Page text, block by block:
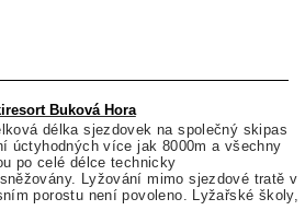
Buková Hora
délka sjezdovek na společný skipas
úctyhodných více jak 8000m a všechny
po celé délce technicky
Lyžování mimo sjezdové tratě v
porostu není povoleno. Lyžařské školy,